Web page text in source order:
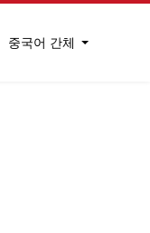
중국어 간체